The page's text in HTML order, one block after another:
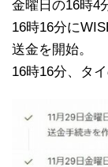
金曜日の16時4
16時16分に
送金を開始。
16時16分、タ